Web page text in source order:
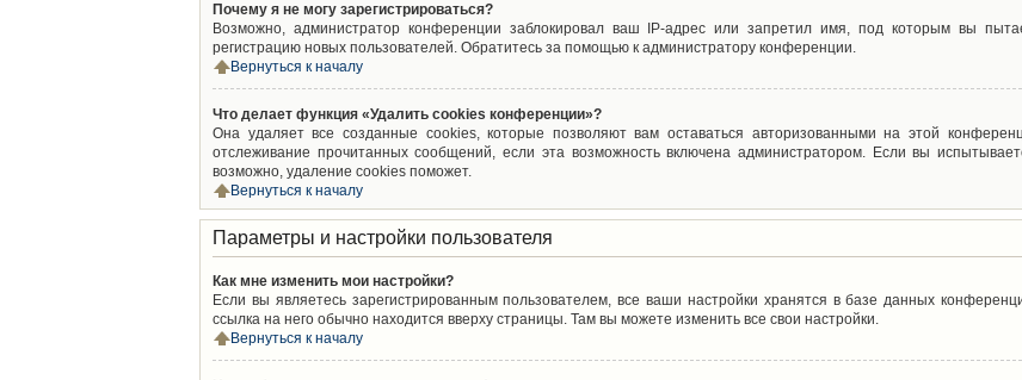
Почему я не могу зарегистрироваться?
Возможно, администратор конференции заблокировал ваш IP-адрес или запретил имя, под которым вы
регистрацию новых пользователей. Обратитесь за помощью к администратору конференции.
Вернуться к началу
Что делает функция «Удалить cookies конференции»?
Она удаляет все созданные cookies, которые позволяют вам оставаться авторизованными на этой
отслеживание прочитанных сообщений, если эта возможность включена администратором. Если вы
возможно, удаление cookies поможет.
Вернуться к началу
Параметры и настройки пользователя
Как мне изменить мои настройки?
Если вы являетесь зарегистрированным пользователем, все ваши настройки хранятся в базе данных
ссылка на него обычно находится вверху страницы. Там вы можете изменить все свои настройки.
Вернуться к началу